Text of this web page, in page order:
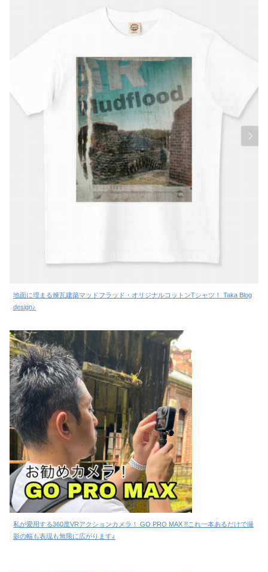
地面に埋まる煉瓦建築マッドフラッド・オリジナルコットンTシャツ！ Taka Blog
design♪
私が愛用する360度VRアクションカメラ！ GO PRO MAX !!これ一本あるだけで撮
影の幅も表現も無限に広がります♪